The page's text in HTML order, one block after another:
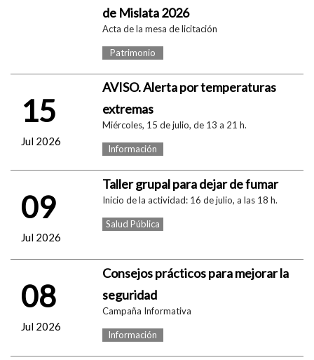
de Mislata 2026
Acta de la mesa de licitación
Patrimonio
15
Jul 2026
AVISO. Alerta por temperaturas
extremas
Miércoles, 15 de julio, de 13 a 21 h.
Información
09
Jul 2026
Taller grupal para dejar de fumar
Inicio de la actividad: 16 de julio, a las 18 h.
Salud Pública
08
Jul 2026
Consejos prácticos para mejorar la
seguridad
Campaña Informativa
Información